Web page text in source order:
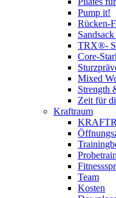
Pump it!
Rücken-
TRX®-
Core-
Mixed
Strength
Zeit für
Kraftraum
Team
Kosten